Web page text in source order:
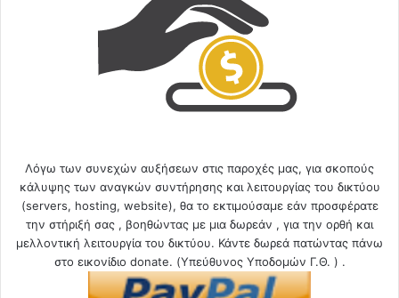
Λόγω των συνεχών αυξήσεων στις παροχές μας, για σκοπούς
κάλυψης των αναγκών συντήρησης και λειτουργίας του δικτύου
(servers, hosting, website), θα το εκτιμούσαμε εάν προσφέρατε
την στήριξή σας , βοηθώντας με μια δωρεάν , για την ορθή και
μελλοντική λειτουργία του δικτύου. Κάντε δωρεά πατώντας πάνω
στο εικονίδιο donate. (Υπεύθυνος Υποδομών Γ.Θ. ) .